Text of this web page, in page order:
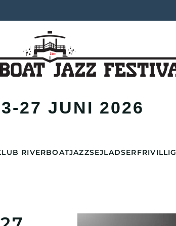
27 JUNI 2026
RIVERBOATJAZZSEJLADSERFRIVILLIG